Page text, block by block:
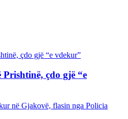
çdo gjë “e